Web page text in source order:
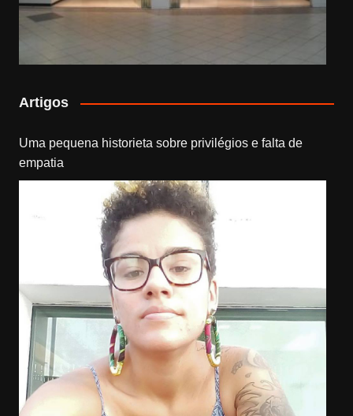
Artigos
Uma pequena historieta sobre privilégios e falta de
empatia